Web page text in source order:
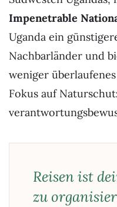
Impenetrable
Uganda ein
Nachbarländer und
weniger
Fokus auf
Reisen ist
zu